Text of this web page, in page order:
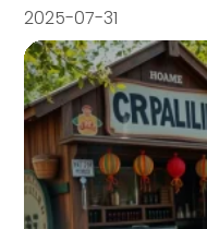
2025-07-31